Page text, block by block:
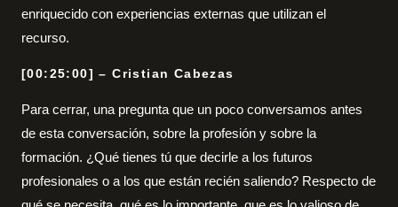
enriquecido con experiencias externas que utilizan el
recurso.
[00:25:00] – Cristian Cabezas
Para cerrar, una pregunta que un poco conversamos antes
de esta conversación, sobre la profesión y sobre la
formación. ¿Qué tienes tú que decirle a los futuros
profesionales o a los que están recién saliendo? Respecto de